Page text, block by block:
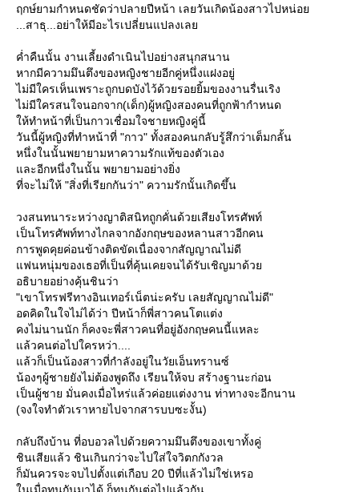
ฤกษ์ยามกำหนดชัดว่าปลายปีหน้า เลยวันเกิดน้องสาวไปหน่อ
...สาธุ...อย่าให้มีอะไรเปลี่ยนแปลงเล
ค่ำคืนนั้น งานเลี้ยงดำเนินไปอย่างสนุกสนาน
หากมีความมึนตึงของหญิงชายอีกคู่หนึ่งแฝงอยู่
ไม่มีใครเห็นเพราะถูกบดบังไว้ด้วยรอยยิ้มของงานรื่นเริง
ไม่มีใครสนใจนอกจาก(เด็ก)ผู้หญิงสองคนที่ถูกฟ้ากำหนด
ห้ทำหน้าที่เป็นกาวเชื่อมใจชายหญิงคู่นี้
วันนี้ผู้หญิงที่ทำหน้าที่ "กาว" ทั้งสองคนกลับรู้สึกว่าเต็มกลั้น
หนึ่งในนั้นพยายามหาความรักแท้ของตัวเอง
ละอีกหนึ่งในนั้น พยายามอย่างยิ่ง
ที่จะไม่ให้ "สิ่งที่เรียกกันว่า" ความรักนั้นเกิดขึ้น
วงสนทนาระหว่างญาติสนิทถูกคั่นด้วยเสียงโทรศัพท์
เป็นโทรศัพท์ทางไกลจากอังกฤษของหลานสาวอีกคน
การพูดคุยค่อนข้างติดขัดเนื่องจากสัญญาณไม่ดี
ฟนหนุ่มของเธอที่เป็นที่คุ้นเคยจนได้รับเชิญมาด้ว
อธิบายอย่างคุ้นชินว่า
"เขาโทรฟรีทางอินเทอร์เน็ตน่ะครับ เลยสัญญาณไม่ดี"
อดคิดในใจไม่ได้ว่า ปีหน้าก็พี่สาวคนโตแต่ง
คงไม่นานนัก ก็คงจะพี่สาวคนที่อยู่อังกฤษคนนี้แหละ
ล้วคนต่อไปใครหว่า....
ล้วก็เป็นน้องสาวที่กำลังอยู่ในวัยเอ็นทรานซ์
น้องๆผู้ชายยังไม่ต้องพูดถึง เรียนให้จบ สร้างฐานะก่อน
เป็นผู้ชาย มั่นคงเมื่อไหร่แล้วค่อยแต่งงาน ท่าทางจะอีกนาน
(จงใจทำตัวเราหายไปจากสารบบซะงั้น)
กลับถึงบ้าน ที่อบอวลไปด้วยความมึนตึงของเขาทั้งคู่
ชินเสียแล้ว ชินเกินกว่าจะไปใส่ใจวิตกกังวล
ก็มันควรจะจบไปตั้งแต่เกือบ 20 ปีที่แล้วไม่ใช่เหรอ